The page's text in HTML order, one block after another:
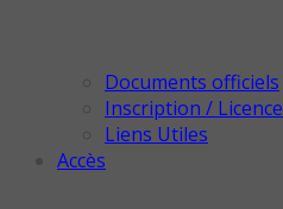
Documents officiels
Inscription / Licence
Liens Utiles
Accès